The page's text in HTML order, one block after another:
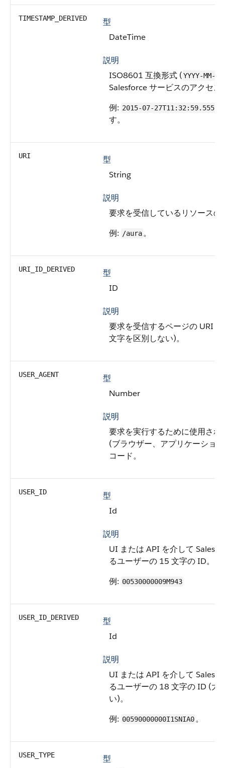
TIMESTAMP_DERIVED
型
DateTime
説明
ISO8601 互換形式 (YYYY-MM-
Salesforce サービスのアクセス
例: 2015-07-27T11:32:59.555Z
す。
URI
型
String
説明
要求を受信しているリソースの
例: /aura。
URI_ID_DERIVED
型
ID
説明
要求を受信するページの URI
文字を区別しない)。
USER_AGENT
型
Number
説明
要求を実行するために使用さ
(ブラウザー、アプリケーショ
コード。
USER_ID
型
Id
説明
UI または API を介して
るユーザーの 15 文字の ID。
例: 00530000009M943
USER_ID_DERIVED
型
Id
説明
UI または API を介して
るユーザーの 18 文字の ID (大
い)。
例: 00590000000I1SNIA0。
USER_TYPE
型